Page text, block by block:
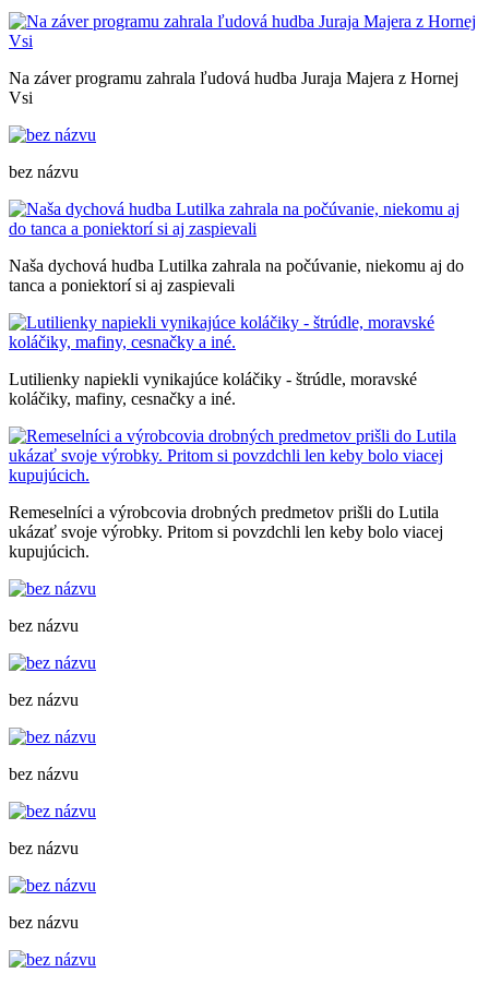
Na záver programu zahrala ľudová hudba Juraja Majera z Hornej
Vsi
bez názvu
Naša dychová hudba Lutilka zahrala na počúvanie, niekomu aj do
tanca a poniektorí si aj zaspievali
Lutilienky napiekli vynikajúce koláčiky - štrúdle, moravské
koláčiky, mafiny, cesnačky a iné.
Remeselníci a výrobcovia drobných predmetov prišli do Lutila
ukázať svoje výrobky. Pritom si povzdchli len keby bolo viacej
kupujúcich.
bez názvu
bez názvu
bez názvu
bez názvu
bez názvu